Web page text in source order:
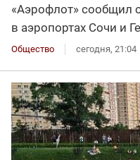
«Аэрофлот» сообщил
в аэропортах Сочи и
Общество сегодня, 21:04